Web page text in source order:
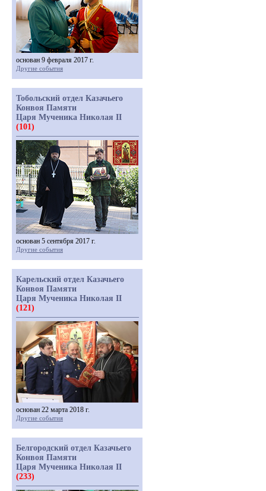
основан 9 февраля 2017 г.
Другие события
Тобольский отдел Казачьего
Конвоя Памяти
Царя Мученика Николая II
(101)
основан 5 сентября 2017 г.
Другие события
Карельский отдел Казачьего
Конвоя Памяти
Царя Мученика Николая II
(121)
основан 22 марта 2018 г.
Другие события
Белгородский отдел Казачьего
Конвоя Памяти
Царя Мученика Николая II
(233)